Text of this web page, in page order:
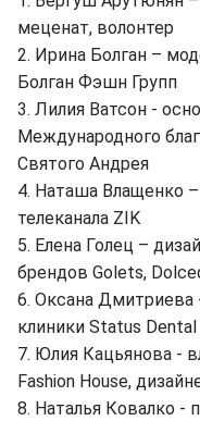
меценат, волонтер
2. Ирина Болган –
Болган Фэшн Групп
3. Лилия Ватсон -
Международного
Святого Андрея
4. Наташа Влащенко
телеканала ZIK
5. Елена Голец –
брендов Golets,
6. Оксана Дмитриева
клиники Status
7. Юлия Кацьянова -
Fashion House,
8. Наталья Ковалко -